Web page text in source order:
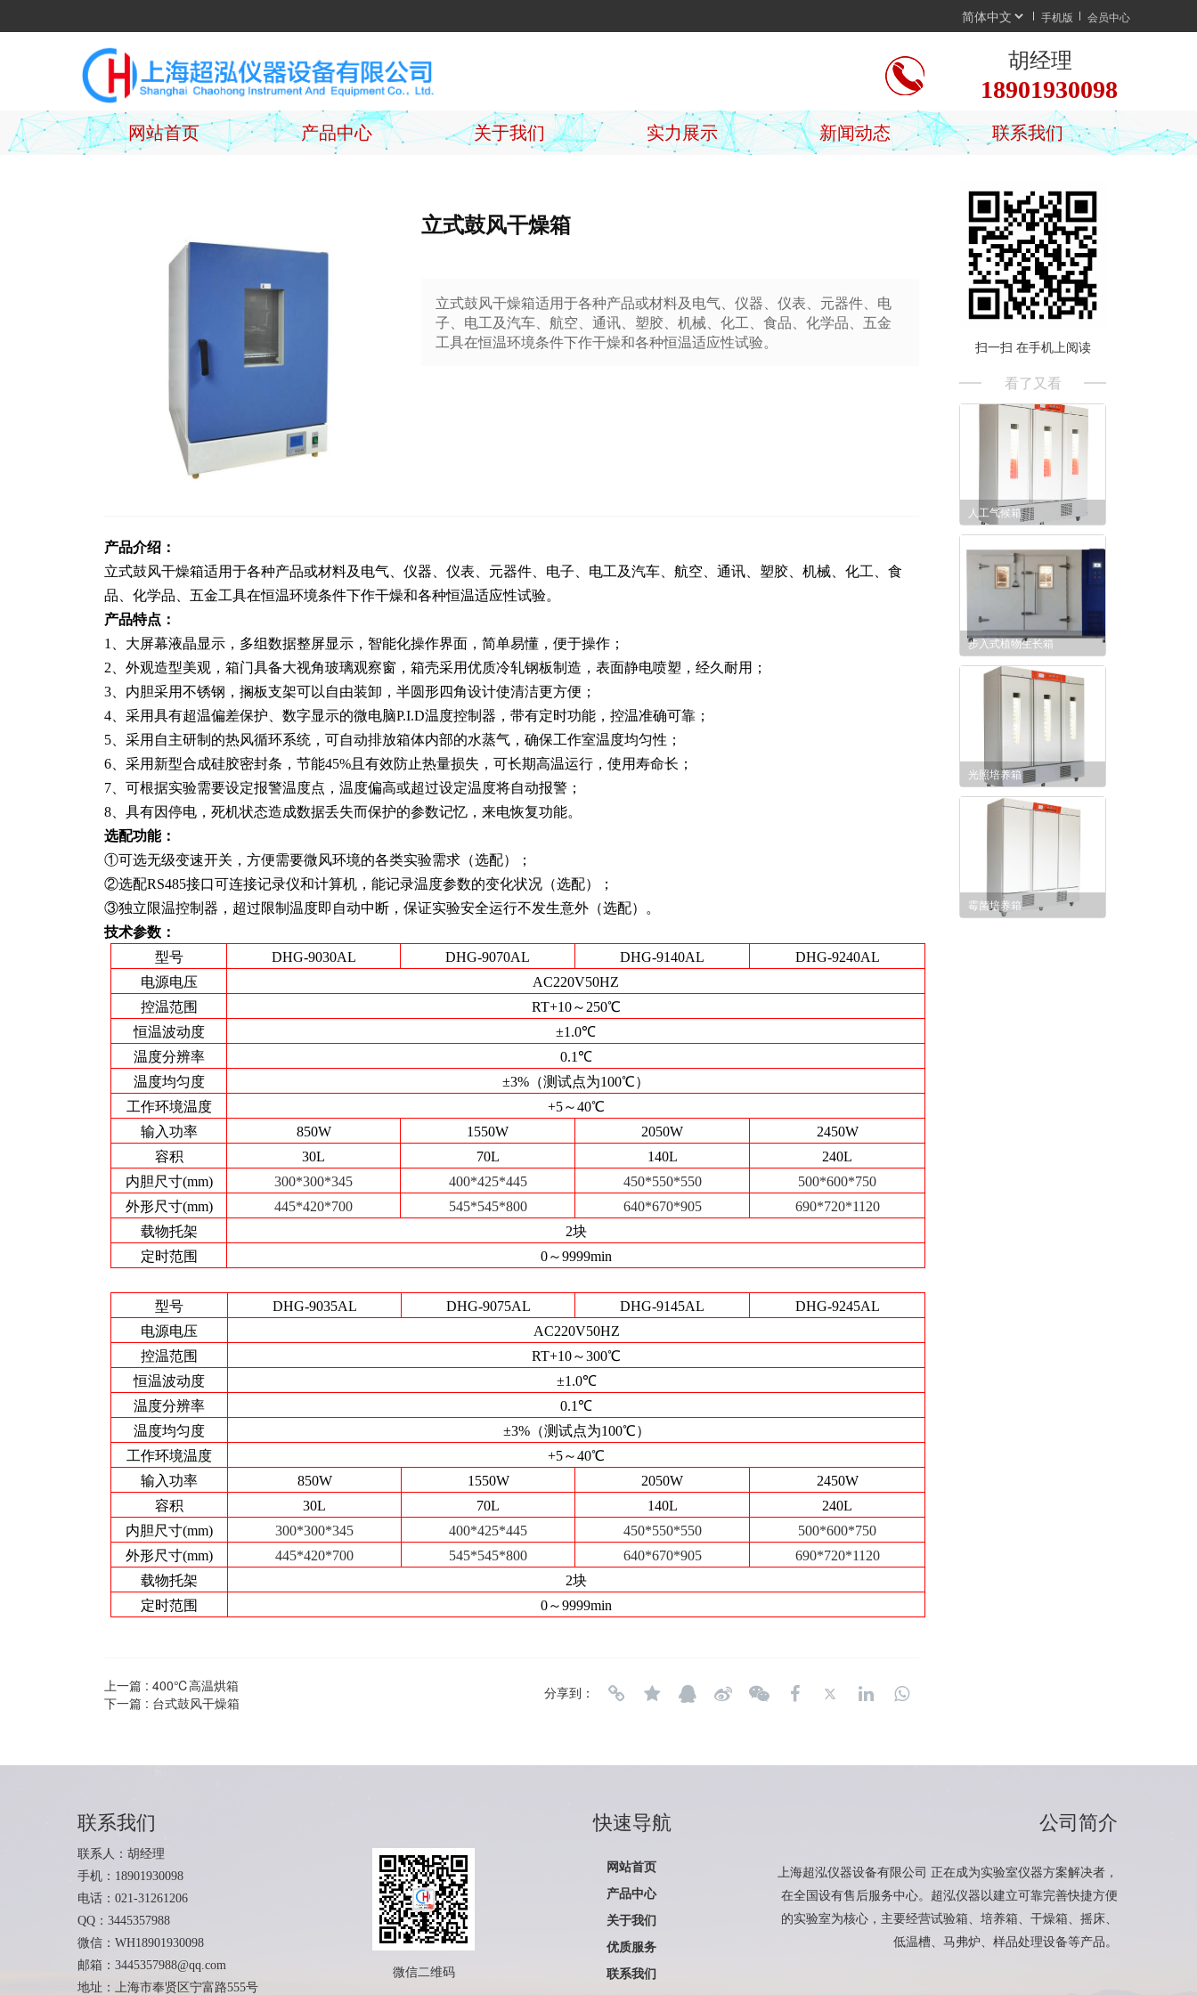
手机版 会员中心
18901930098
胡经理
网站首页 产品中心 关于我们 实力展示 新闻动态 联系我们
立式鼓风干燥箱
立式鼓风干燥箱适用于各种产品或材料及电气、仪器、仪表、元器件、电
子、电工及汽车、航空、通讯、塑胶、机械、化工、食品、化学品、五金
工具在恒温环境条件下作干燥和各种恒温适应性试验。
产品介绍：
立式鼓风干燥箱适用于各种产品或材料及电气、仪器、仪表、元器件、电子、电工及汽车、航空、通讯、塑胶、机械、化工、食
品、化学品、五金工具在恒温环境条件下作干燥和各种恒温适应性试验。
产品特点 ：
1、大屏幕液晶显示，多组数据整屏显示，智能化操作界面，简单易懂，便于操作；
2、外观造型美观，箱门具备大视角玻璃观察窗，箱壳采用优质冷轧钢板制造，表面静电喷塑，经久耐用；
3、内胆采用不锈钢，搁板支架可以自由装卸，半圆形四角设计使清洁更方便；
4、采用具有超温偏差保护、数字显示的微电脑P.I.D温度控制器，带有定时功能，控温准确可靠；
5、采用自主研制的热风循环系统，可自动排放箱体内部的水蒸气，确保工作室温度均匀性；
6、采用新型合成硅胶密封条，节能45%且有效防止热量损失，可长期高温运行，使用寿命长；
7、可根据实验需要设定报警温度点，温度偏高或超过设定温度将自动报警；
8、具有因停电，死机状态造成数据丢失而保护的参数记忆，来电恢复功能。
选配功能 ：
①可选无级变速开关，方便需要微风环境的各类实验需求（选配）；
②选配RS485接口可连接记录仪和计算机，能记录温度参数的变化状况（选配）；
③独立限温控制器，超过限制温度即自动中断，保证实验安全运行不发生意外（选配）。
技术参数 ：
型号
DHG-9030AL DHG-9070AL DHG-9140AL
DHG-9240AL
电源电压
AC220V50HZ
控温范围
RT+10～250℃
恒温波动度
±1.0℃
温度分辨率
0.1℃
温度均匀度
±3%（测试点为100℃）
工作环境温度
+5～40℃
输入功率
850W 1550W 2050W
2450W
容积
30L 70L 140L
240L
内胆尺寸(mm)
300*300*345 400*425*445 450*550*550
500*600*750
外形尺寸(mm)
445*420*700 545*545*800 640*670*905
690*720*1120
载物托架
2块
定时范围
0～9999min
型号 DHG-9035AL DHG-9075AL DHG-9145AL
DHG-9245AL
电源电压
AC220V50HZ
控温范围
RT+10～300℃
恒温波动度
±1.0℃
温度分辨率
0.1℃
温度均匀度
±3%（测试点为100℃）
工作环境温度
+5～40℃
输入功率
850W 1550W 2050W
2450W
容积
30L 70L 140L
240L
内胆尺寸(mm)
300*300*345 400*425*445 450*550*550
500*600*750
外形尺寸(mm)
445*420*700 545*545*800 640*670*905
690*720*1120
载物托架
2块
定时范围
0～9999min
上一篇 : 400℃高温烘箱
下一篇 : 台式鼓风干燥箱
分享到：
扫一扫 在手机上阅读
看了又看
人工气候箱
步入式植物生长箱
光照培养箱
霉菌培养箱
联系我们
微信：WH18901930098
电话：021-31261206
联系人：胡经理
微信二维码
快速导航
网站首页
产品中心
关于我们
优质服务
联系我们
手机：18901930098
QQ：3445357988
邮箱：3445357988@qq.com
地址：上海市奉贤区宁富路555号
公司简介
上海超泓仪器设备有限公司 正在成为实验室仪器方案解决者，
在全国设有售后服务中心。超泓仪器以建立可靠完善快捷方便
的实验室为核心，主要经营试验箱、培养箱、干燥箱、摇床、
低温槽、马弗炉、样品处理设备等产品。